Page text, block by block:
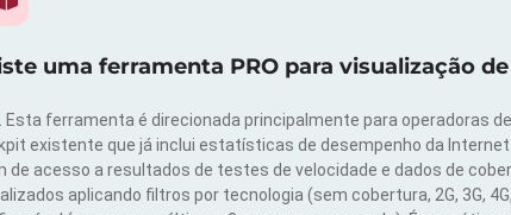
uma ferramenta PRO para visualização
Esta ferramenta é direcionada principalmente para operadoras
existente que já inclui estatísticas de desempenho da
de acesso a resultados de testes de velocidade e dados de
aplicando filtros por tecnologia (sem cobertura, 2G, 3G,